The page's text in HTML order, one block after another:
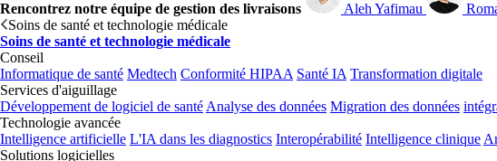
Rencontrez notre équipe de gestion des livraisons Aleh Yafimau
Soins de santé et technologie médicale
Soins de santé et technologie médicale
Conseil
Informatique de santé Medtech Conformité HIPAA Santé IA Transformation digitale
Services d'aiguillage
Développement de logiciel de santé Analyse des données Migration des données
Technologie avancée
Intelligence artificielle L'IA dans les diagnostics Interopérabilité Intelligence clinique
Solutions logicielles